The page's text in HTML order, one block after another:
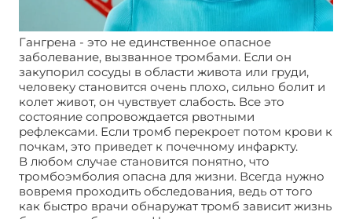
Гангрена - это не единственное опасное
заболевание, вызванное тромбами. Если он
закупорил сосуды в области живота или груди,
человеку становится очень плохо, сильно болит и
колет живот, он чувствует слабость. Все это
состояние сопровождается рвотными
рефлексами. Если тромб перекроет потом крови к
почкам, это приведет к почечному инфаркту.
В любом случае становится понятно, что
тромбоэмболия опасна для жизни. Всегда нужно
вовремя проходить обследования, ведь от того
как быстро врачи обнаружат тромб зависит жизнь